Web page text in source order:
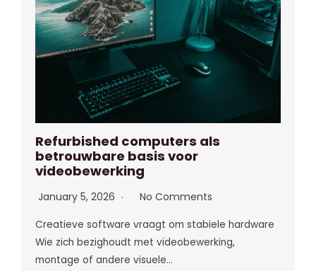
Refurbished computers als
betrouwbare basis voor
videobewerking
January 5, 2026 No Comments
Creatieve software vraagt om stabiele hardware
Wie zich bezighoudt met videobewerking,
montage of andere visuele…